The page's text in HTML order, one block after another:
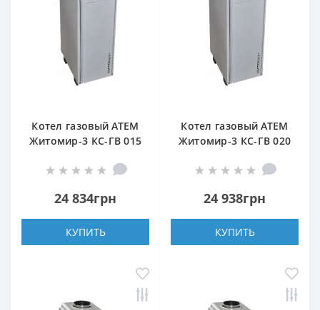
Котел газовый АТЕМ
Житомир-3 КС-ГВ 015
24 834грн
КУПИТЬ
Котел газовый АТЕМ
Житомир-3 КС-ГВ 020
24 938грн
КУПИТЬ